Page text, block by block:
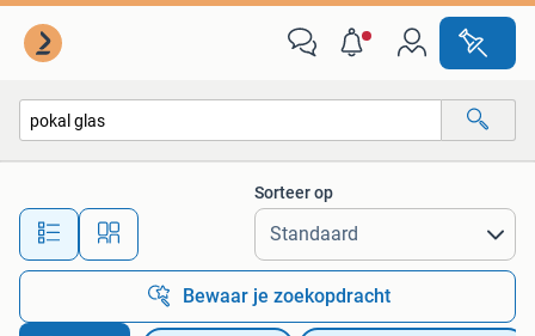
Alle afstanden…
Sorteer op
Bewaar je zoekopdracht